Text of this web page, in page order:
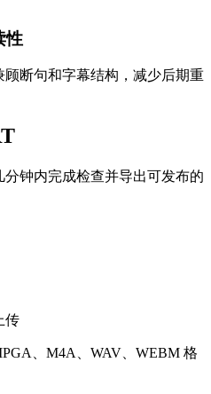
性
断句和字幕结构，减少后期重
分钟内完成检查并导出可发布的
传
、M4A、WAV、WEBM 格